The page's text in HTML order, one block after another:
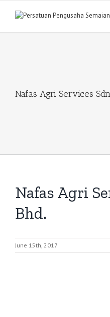
Nafas Agri Services
Nafas Agri
Bhd.
June 15th, 2017